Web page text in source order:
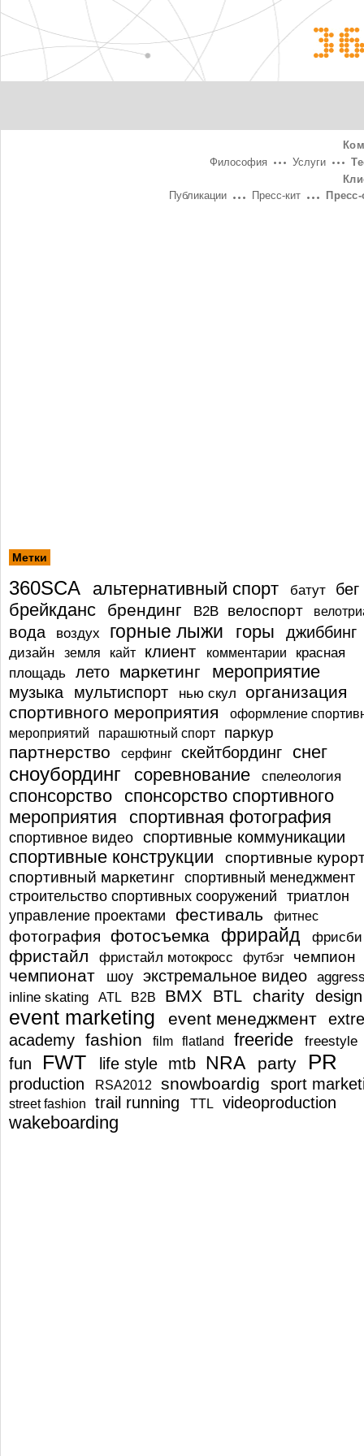
Услуги
Философия
Пресс-кит
Публикации
Метки
360SCA альтернативный спорт батут бег
брейкданс брендинг В2В велоспорт
вода воздух горные лыжи горы джиббинг
дизайн земля кайт клиент комментарии
красная
площадь лето маркетинг мероприятие
музыка мультиспорт нью скул
организация
спортивного мероприятия
оформление
мероприятий
парашютный спорт паркур
партнерство серфинг скейтбординг снег
сноубординг соревнование спелеология
спонсорство
спонсорство спортивного
мероприятия
спортивная фотография
спортивное видео спортивные коммуникации
спортивные конструкции
спортивные
спортивный маркетинг спортивный менеджмент
строительство спортивных сооружений
триатлон
управление проектами
фестиваль фитнес
фотография фотосъемка фрирайд фрисби
фристайл фристайл мотокросс футбэг чемпион
чемпионат шоу экстремальное видео
inline skating
ATL B2B BMX BTL charity design
event marketing event менеджмент
academy fashion film flatland freeride freestyle
fun FWT life style mtb NRA party PR
production RSA2012 snowboardig sport
street fashion trail running TTL videoproduction
wakeboarding